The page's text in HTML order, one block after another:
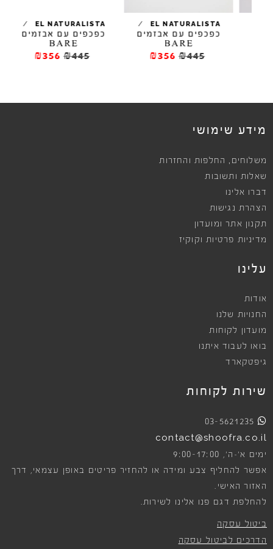
EL NATURALISTA
/
כפכפים עם אבזמים
BARE
₪445
₪356
EL NATURALISTA
/
כפכפים עם אבזמים
BARE
₪445
₪356
מידע שימושי
משלוחים , החלפות והחזרות
שאלות ותשובות
דברו אלינו
הצהרת נגישות
תקנון אתר ומועדון
מדיניות פרטיות וקוקיז
עלינו
אודות
החנויות שלנו
מועדון לקוחות
בואו לעבוד איתנו
גיפטקארד
שירות לקוחות
03-5621235
contact@shoofra.co.il
ימים א׳-ה׳, 9:00-17:00
אפשר להחליף צבע ומידה או להחזיר פריטים באופן עצמאי, דרך
האזור האישי.
להחלפת דגם פנו אלינו לשירות.
ביטול עסקה
הדרכים לביטול עסקה